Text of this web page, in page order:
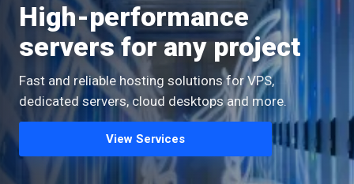
High-performance
servers for any project
Fast and reliable hosting solutions for VPS,
dedicated servers, cloud desktops and more.
View Services